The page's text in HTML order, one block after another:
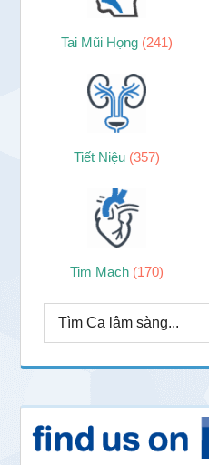
Tai Mũi Họng (241)
Tiết Niệu (357)
Tim Mạch (170)